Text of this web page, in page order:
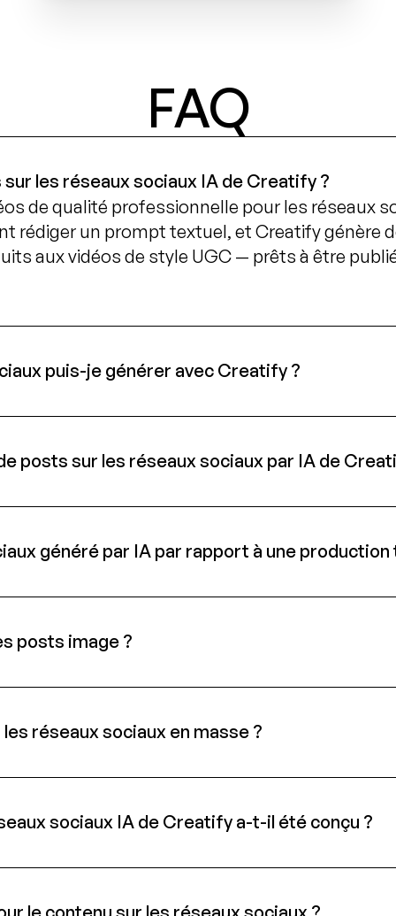
FAQ
les réseaux sociaux IA de Creatify ?
de qualité professionnelle pour les réseaux
rédiger un prompt textuel, et Creatify génère
aux vidéos de style UGC — prêts à être
puis-je générer avec Creatify ?
posts sur les réseaux sociaux par IA de
généré par IA par rapport à une
posts image ?
réseaux sociaux en masse ?
sociaux IA de Creatify a-t-il été conçu ?